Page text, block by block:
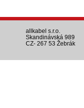
allkabel s.r.o.
Skandinávská 989
CZ- 267 53 Žebrák